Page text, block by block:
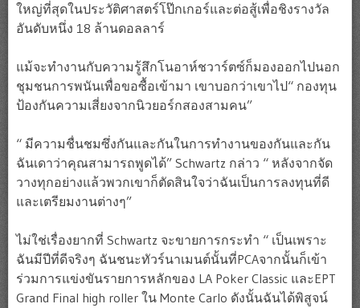
ใหญ่ที่สุดในประวัติศาสตร์โป๊กเกอร์และต่อสู้เพื่อชิงรางวัล
อันดับหนึ่ง 18 ล้านดอลลาร์
แม้จะทำงานกับความรู้สึกโนอาห์ชวาร์ตซ์ก็มองออกไปนอก
ชุมชนการพนันเพื่อขอซื้อเข้ามา เขาบอกว่าเขาไป“ กองทุน
ป้องกันความเสี่ยงจากนิวยอร์กสองสามคน”
“ มีความชื่นชมซึ่งกันและกันในการทำงานของกันและกัน
ฉันเดาว่าคุณสามารถพูดได้” Schwartz กล่าว “ หลังจากจัด
วางทุกอย่างแล้วพวกเขาก็ตัดสินใจว่าฉันเป็นการลงทุนที่ดี
และเตรียมงานต่างๆ”
ไม่ใช่เรื่องยากที่ Schwartz จะขายการกระทำ “ เป็นเพราะ
ฉันมีปีที่ดีจริงๆ ฉันชนะทัวร์นาเมนต์นั้นที่PCAจากนั้นก็เข้า
ร่วมการแข่งขันรายการหลักของ LA Poker Classic และEPT
Grand Final high roller ใน Monte Carlo ดังนั้นฉันได้พิสูจน์